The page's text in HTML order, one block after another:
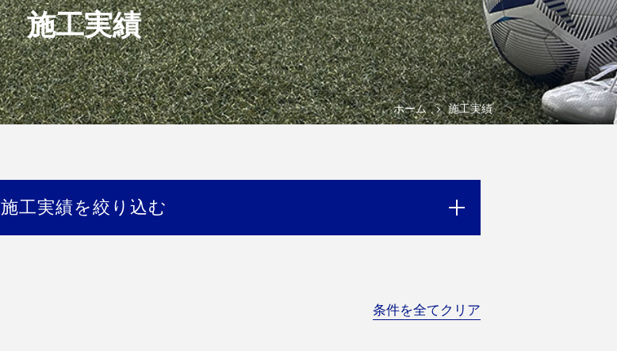
施工実績
ホーム 施工実績
施工実績を絞り込む
条件を全てクリア